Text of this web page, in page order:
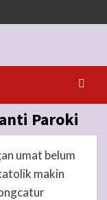
Paroki
umat belum
makin